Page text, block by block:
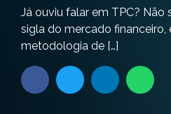
Já ouviu falar em TPC? Não
sigla do mercado financeiro,
metodologia de […]